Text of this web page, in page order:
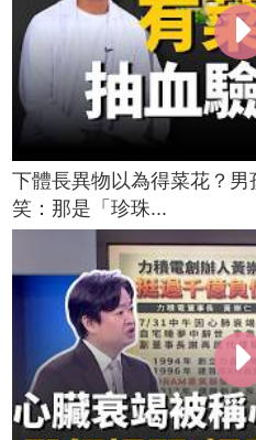
下體長異物以為得菜花？
笑：那是「珍珠...